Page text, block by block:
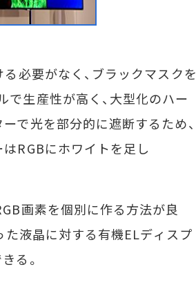
必要がなく、ブラックマスクを
生産性が高く、大型化のハー
で光を部分的に遮断するため、
RGBにホワイトを足し
画素を個別に作る方法が良
た液晶に対する有機ELディスプ
る。